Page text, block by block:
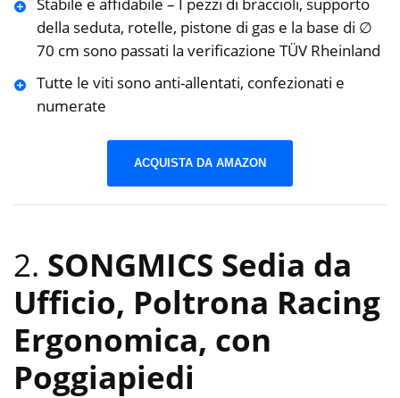
della seduta, rotelle, pistone di gas e la base di ∅
70 cm sono passati la verificazione TÜV Rheinland
Tutte le viti sono anti-allentati, confezionati e
numerate
ACQUISTA DA AMAZON
2. SONGMICS Sedia da
Ufficio, Poltrona Racing
Ergonomica, con
Poggiapiedi